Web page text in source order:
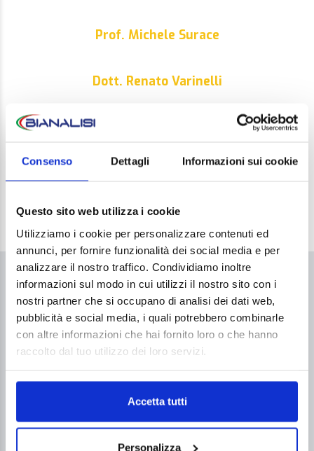
Consenso Dettagli Informazioni sui cookie
Questo sito web utilizza i cookie
Utilizziamo i cookie per personalizzare contenuti ed
annunci, per fornire funzionalità dei social media e per
analizzare il nostro traffico. Condividiamo inoltre
informazioni sul modo in cui utilizzi il nostro sito con i
nostri partner che si occupano di analisi dei dati web,
pubblicità e social media, i quali potrebbero combinarle
con altre informazioni che hai fornito loro o che hanno
raccolto dal tuo utilizzo dei loro servizi.
Accetta tutti
Personalizza
Prof. Michele Surace
Dott. Renato Varinelli
Dott. Mauro Modesti
COME ACCEDERE AL SERVIZIO
Per accedere al servizionon è necessariala
prescrizione medica.
Prenotazione telefonica dalle 10 alle 19.